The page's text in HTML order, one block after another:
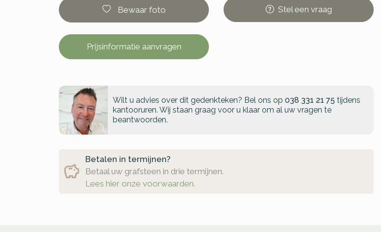
Bewaar foto Steleen vraag
Prijsinformatie aanvragen
Wilt u advies over dit gedenkteken? Bel ons op 038 331 21 75 tijdens
kantooruren. Wij staan graag voor u klaar om al uw vragen te
beantwoorden.
Betalen in termijnen?
Betaal uw grafsteen in drie termijnen.
Lees hier onze voorwaarden.